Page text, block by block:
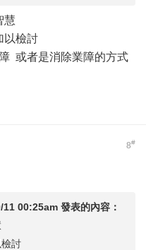
慧
以檢討
或者是消除業障的方式
8#
11 00:25am 發表的內容：
討